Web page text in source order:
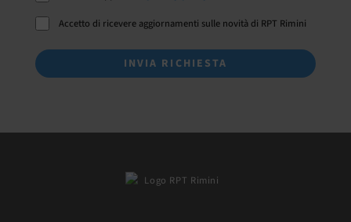
Accetto di ricevere aggiornamenti sulle novità di RPT Rimini